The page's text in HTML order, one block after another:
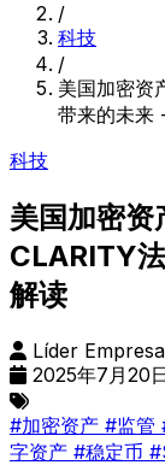
/
科技
/
美国加密资
带来的未来
科技
美国加密资
CLARITY
解读
Líder
2025年7月20
#加密资产 #监管
字资产 #稳定币